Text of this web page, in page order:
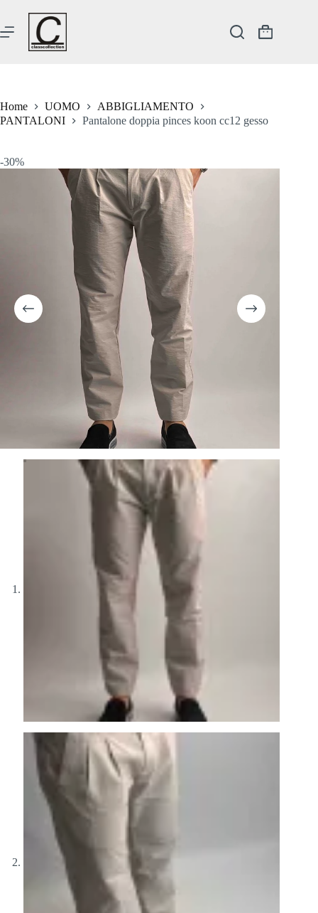
contenuto
Carrello
Home UOMO
ABBIGLIAMENTO
PANTALONI
Pantalone doppia pinces koon cc12 gesso
-30%